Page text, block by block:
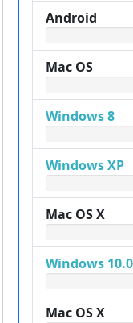
Android
Mac OS
Windows 8
Windows XP
Mac OS X
Windows 10.0
Mac OS X